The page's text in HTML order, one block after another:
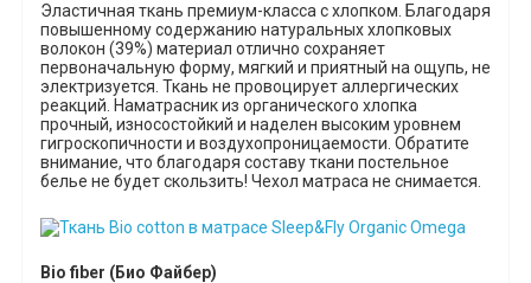
Эластичная ткань премиум-класса с хлопком. Благодаря
повышенному содержанию натуральных хлопковых
волокон (39%) материал отлично сохраняет
первоначальную форму, мягкий и приятный на ощупь, не
электризуется. Ткань не провоцирует аллергических
реакций. Наматрасник из органического хлопка
прочный, износостойкий и наделен высоким уровнем
гигроскопичности и воздухопроницаемости. Обратите
внимание, что благодаря составу ткани постельное
белье не будет скользить! Чехол матраса не снимается.
Bio fiber (Био Файбер)